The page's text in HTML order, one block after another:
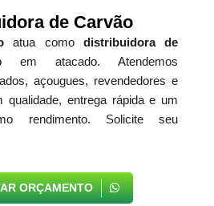
de Carvão
atua como distribuidora de
em atacado. Atendemos
açougues, revendedores e
qualidade, entrega rápida e um
rendimento. Solicite seu
ORÇAMENTO